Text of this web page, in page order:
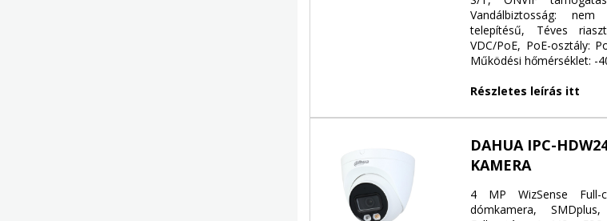
Vandálbiztosság:
telepítésű, Téves
VDC/PoE, PoE-osztály:
Működési hőmérséklet: -
Részletes leírás itt
DAHUA IPC-
KAMERA
4 MP WizSense
dómkamera,